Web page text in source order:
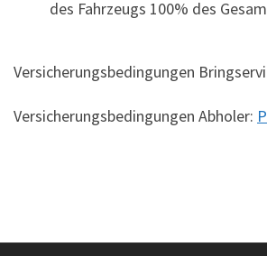
des Fahrzeugs 100% des
Versicherungsbedingungen
Versicherungsbedingungen Abholer: